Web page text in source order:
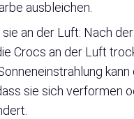
ausbleichen.
an der Luft: Nach
Crocs an der Luft
kann
sie sich verformen